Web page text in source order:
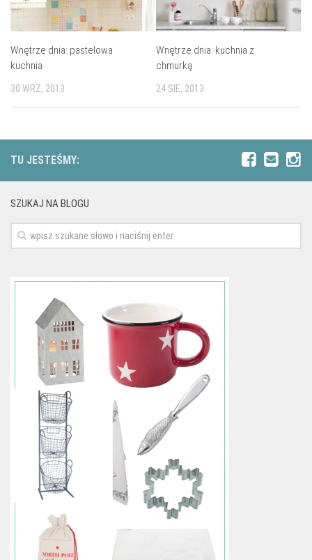
Wnętrze dnia: pastelowa
kuchnia
30 WRZ, 2013
Wnętrze dnia: kuchnia z
chmurką
24 SIE, 2013
TU JESTEŚMY:
SZUKAJ NA BLOGU